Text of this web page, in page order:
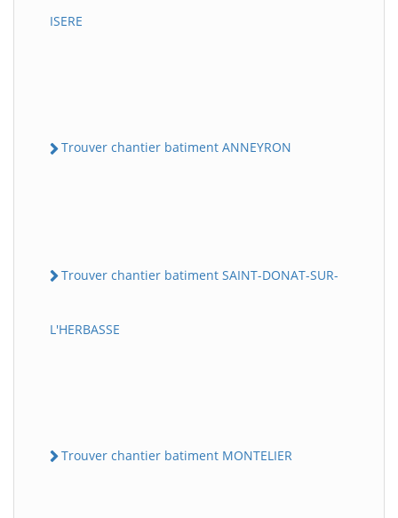
ISERE
Trouver chantier batiment ANNEYRON
Trouver chantier batiment SAINT-DONAT-SUR-
L'HERBASSE
Trouver chantier batiment MONTELIER